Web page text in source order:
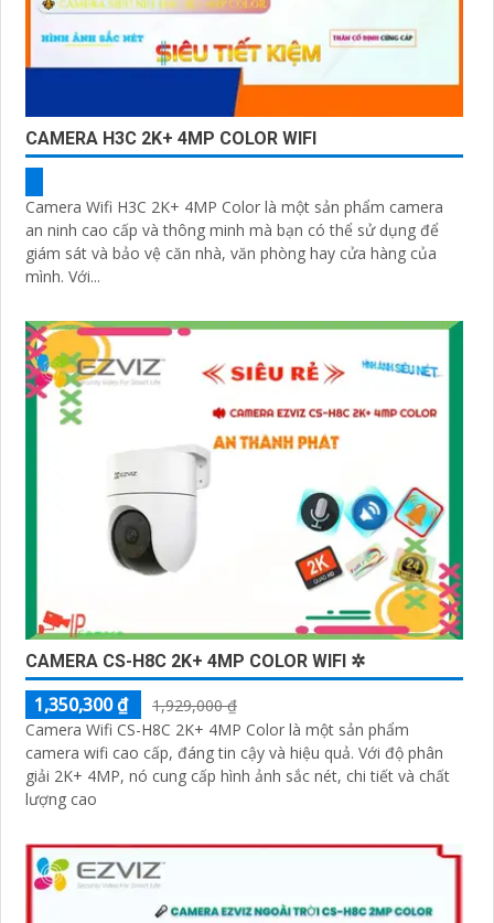
CAMERA H3C 2K+ 4MP COLOR WIFI
Camera Wifi H3C 2K+ 4MP Color là một sản phẩm camera
an ninh cao cấp và thông minh mà bạn có thể sử dụng để
giám sát và bảo vệ căn nhà, văn phòng hay cửa hàng của
mình. Với...
CAMERA CS-H8C 2K+ 4MP COLOR WIFI ✲
1,350,300 ₫
1,929,000 ₫
Camera Wifi CS-H8C 2K+ 4MP Color là một sản phẩm
camera wifi cao cấp, đáng tin cậy và hiệu quả. Với độ phân
giải 2K+ 4MP, nó cung cấp hình ảnh sắc nét, chi tiết và chất
lượng cao